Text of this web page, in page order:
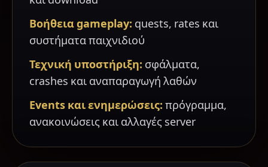
Βοήθεια gameplay: quests, rates και
συστήματα παιχνιδιού
Τεχνική υποστήριξη: σφάλματα,
crashes και αναπαραγωγή λαθών
Events και ενημερώσεις: πρόγραμμα,
ανακοινώσεις και αλλαγές server